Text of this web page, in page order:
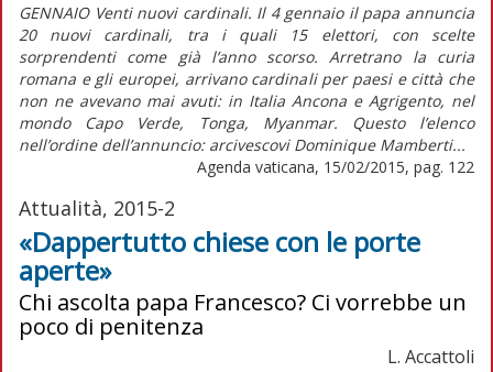
GENNAIO Venti nuovi cardinali. Il 4 gennaio il papa annuncia
20 nuovi cardinali, tra i quali 15 elettori, con scelte
sorprendenti come già l’anno scorso. Arretrano la curia
romana e gli europei, arrivano cardinali per paesi e città che
non ne avevano mai avuti: in Italia Ancona e Agrigento, nel
mondo Capo Verde, Tonga, Myanmar. Questo l’elenco
nell’ordine dell’annuncio: arcivescovi Dominique Mamberti...
Agenda vaticana, 15/02/2015, pag. 122
Attualità, 2015-2
«Dappertutto chiese con le porte
aperte»
Chi ascolta papa Francesco? Ci vorrebbe un
poco di penitenza
L. Accattoli